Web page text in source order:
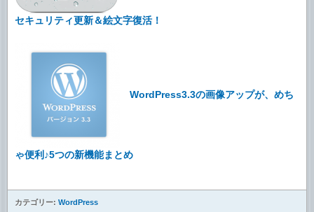
セキュリティ更新＆絵文字復活！
WordPress3.3の画像アップが、めち
ゃ便利♪5つの新機能まとめ
カテゴリー: WordPress